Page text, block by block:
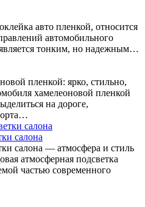
авто пленкой, относится
автомобильного
тонким, но надежным…
пленкой: ярко, стильно,
хамелеоновой пленкой
на дороге,
салона
салона — атмосфера и стиль
атмосферная подсветка
частью современного